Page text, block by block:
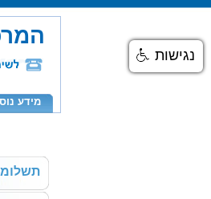
מידע
נגישות